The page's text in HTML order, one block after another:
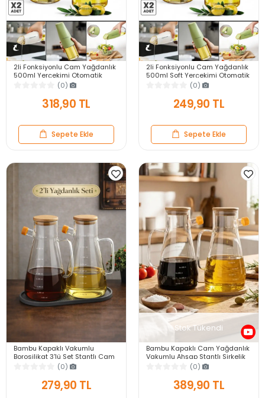
2li Fonksiyonlu Cam Yağdanlık
500ml Yerçekimi Otomatik
Kapak Damlatmayan Ağızlı Still
(0)
318,90 TL
Sepete Ekle
2li Fonksiyonlu Cam Yağdanlık
500ml Soft Yerçekimi Otomatik
Kapak Damlatmayan Ağızlı
(0)
249,90 TL
Sepete Ekle
Bambu Kapaklı Vakumlu
Borosilikat 3'lü Set Stantlı Cam
Yağlık Sirkelik Ayçiçek
Zeytinyağı Şişesi
(0)
279,90 TL
Stok Tükendi
Bambu Kapaklı Cam Yağdanlık
Vakumlu Ahşap Stantlı Sirkelik
Zeytinyağı Şişesi Yağlık 900 ml
(0)
389,90 TL